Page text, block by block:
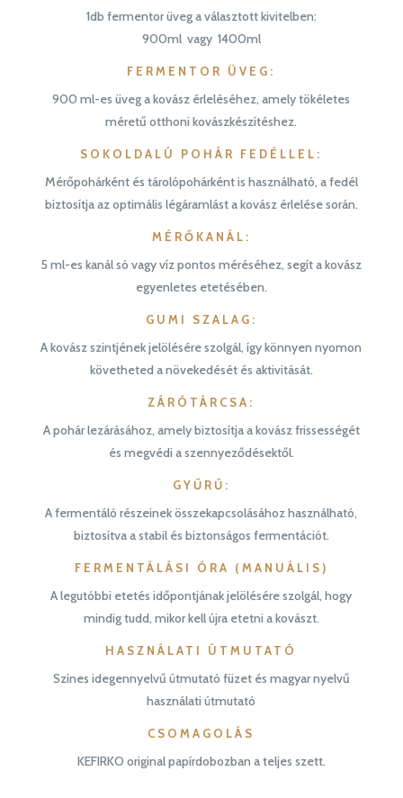
1db fermentor üveg a választott kivitelben:
900ml vagy 1400ml
FERMENTOR ÜVEG :
900 ml-es üveg a kovász érleléséhez, amely tökéletes
méretű otthoni kovászkészítéshez.
SOKOLDALÚ POHÁR FEDÉLLEL :
Mérőpohárként és tárolópohárként is használható, a fedél
biztosítja az optimális légáramlást a kovász érlelése során.
MÉRŐKANÁL :
5 ml-es kanál só vagy víz pontos méréséhez, segít a kovász
egyenletes etetésében.
GUMI SZALAG :
A kovász szintjének jelölésére szolgál, így könnyen nyomon
követheted a növekedését és aktivitását.
ZÁRÓTÁRCSA :
A pohár lezárásához, amely biztosítja a kovász frissességét
és megvédi a szennyeződésektől.
GYŰRŰ :
A fermentáló részeinek összekapcsolásához használható,
biztosítva a stabil és biztonságos fermentációt.
FERMENTÁLÁSI ÓRA (MANUÁLIS)
A legutóbbi etetés időpontjának jelölésére szolgál, hogy
mindig tudd, mikor kell újra etetni a kovászt.
HASZNÁLATI ÚTMUTATÓ
Színes idegennyelvű útmutató füzet és magyar nyelvű
használati útmutató
CSOMAGOLÁS
KEFIRKO original papírdobozban a teljes szett.